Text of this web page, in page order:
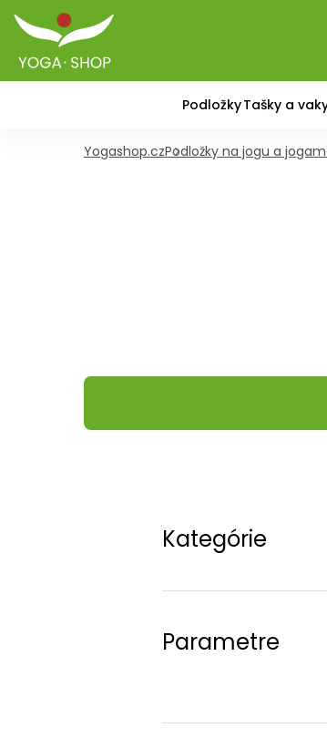
PodložkyTašky a
Yogashop.czPodložky na jogu a
Kategórie
Parametre